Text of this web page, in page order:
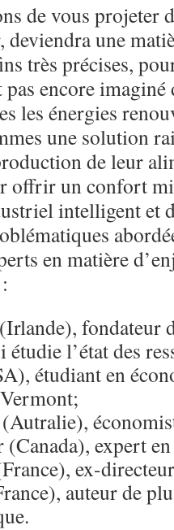
de vous projeter
deviendra une
très précises,
pas encore
les énergies
une solution
de leur
offrir un confort
intelligent et
en matière
fondateur
étudie l’état des
étudiant en
(Canada), expert
ex-
auteur de